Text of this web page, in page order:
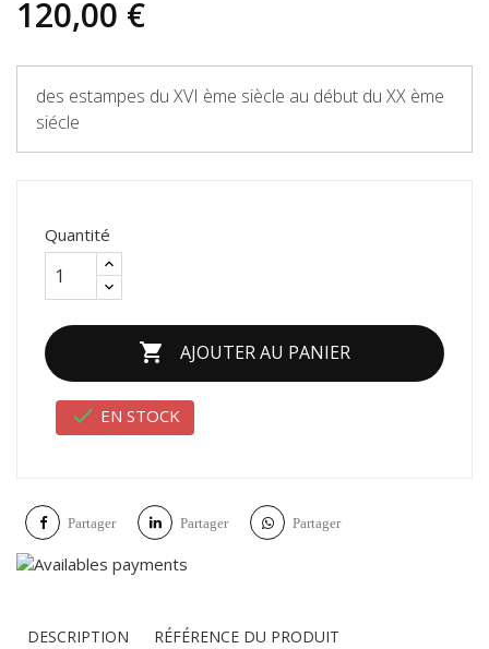
120,00 €
des estampes du XVI ème siècle au début du XX ème
siécle
Quantité
 AJOUTER AU PANIER
 EN STOCK
Partager Partager Partager
DESCRIPTION RÉFÉRENCE DU PRODUIT